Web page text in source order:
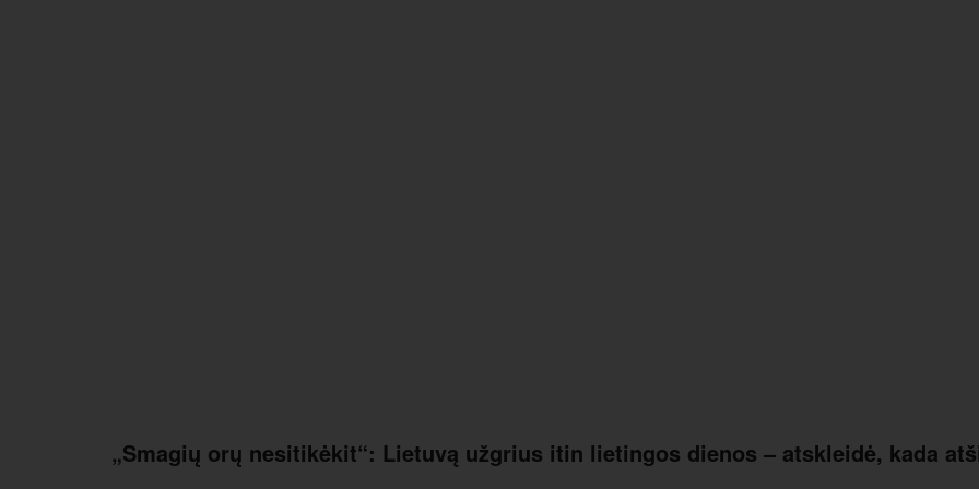
„Smagių orų nesitikėkit“: Lietuvą užgrius itin lietingos dienos – atskleidė, kada